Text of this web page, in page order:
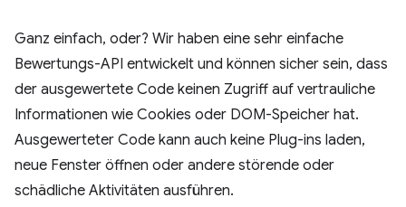
Ganz einfach, oder? Wir haben eine sehr einfache
Bewertungs-API entwickelt und können sicher sein, dass
der ausgewertete Code keinen Zugriff auf vertrauliche
Informationen wie Cookies oder DOM-Speicher hat.
Ausgewerteter Code kann auch keine Plug-ins laden,
neue Fenster öffnen oder andere störende oder
schädliche Aktivitäten ausführen.